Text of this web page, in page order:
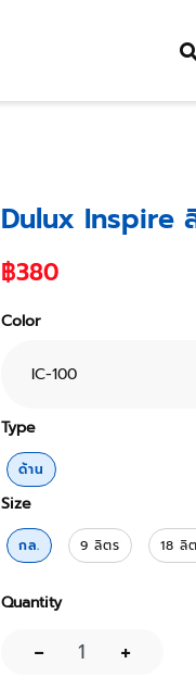
Dulux Inspire
฿380
Color
IC-100
Type
ด้าน
Size
กล. 9 ลิตร 18 ลิ
Quantity
- +